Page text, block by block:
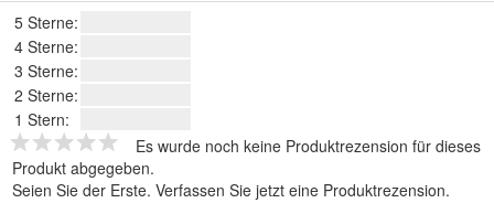
5 Sterne:
4 Sterne:
3 Sterne:
2 Sterne:
1 Stern:
Es wurde noch keine Produktrezension für dieses
Produkt abgegeben.
Seien Sie der Erste. Verfassen Sie jetzt eine Produktrezension.